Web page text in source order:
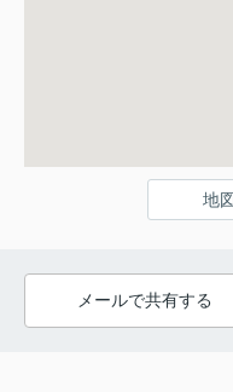
地
メールで共有する